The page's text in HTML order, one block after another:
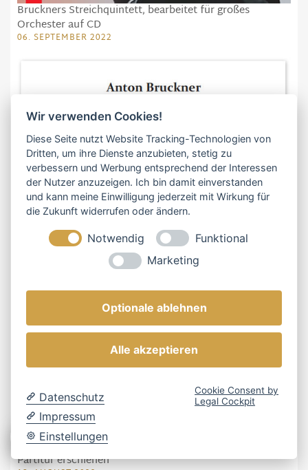
Bruckners Streichquintett, bearbeitet für großes
Orchester auf CD
06. SEPTEMBER 2022
Bruckners Neunte: Gerd Schallers Komplettierung als
Partitur erschienen
Wir verwenden Cookies!
Diese Seite nutzt Website Tracking-Technologien von
Dritten, um ihre Dienste anzubieten, stetig zu
verbessern und Werbung entsprechend der Interessen
der Nutzer anzuzeigen. Ich bin damit einverstanden
und kann meine Einwilligung jederzeit mit Wirkung für
die Zukunft widerrufen oder ändern.
Notwendig
Funktional
Marketing
Optionale ablehnen
Alle akzeptieren
Datenschutz
Impressum
Einstellungen
Cookie Consent by
Legal Cockpit